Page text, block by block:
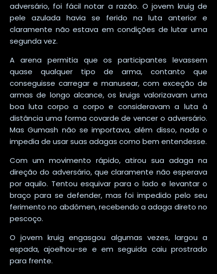
adversário, foi fácil notar a razão. O jovem kruig de
pele azulada havia se ferido na luta anterior e
claramente não estava em condições de lutar uma
segunda vez.
A arena permitia que os participantes levassem
quase qualquer tipo de arma, contanto que
conseguisse carregar e manusear, com exceção de
armas de longo alcance, os kruigs valorizavam uma
boa luta corpo a corpo e consideravam a luta à
distância uma forma covarde de vencer o adversário.
Mas Gumash não se importava, além disso, nada o
impedia de usar suas adagas como bem entendesse.
Com um movimento rápido, atirou sua adaga na
direção do adversário, que claramente não esperava
por aquilo. Tentou esquivar para o lado e levantar o
braço para se defender, mas foi impedido pelo seu
ferimento no abdômen, recebendo a adaga direto no
pescoço.
O jovem kruig engasgou algumas vezes, largou a
espada, ajoelhou-se e em seguida caiu prostrado
para frente.